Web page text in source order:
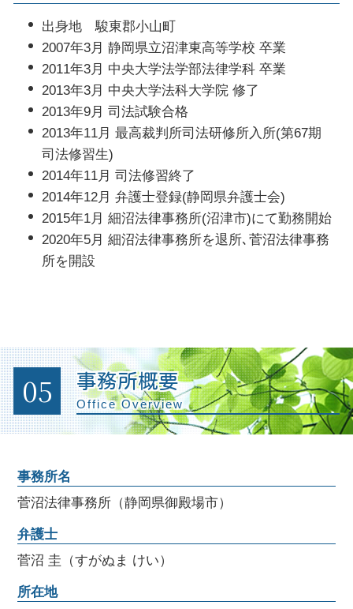
出身地 駿東郡小山町
2007年3月 静岡県立沼津東高等学校 卒業
2011年3月 中央大学法学部法律学科 卒業
2013年3月 中央大学法科大学院 修了
2013年9月 司法試験合格
2013年11月 最高裁判所司法研修所入所(第67期
司法修習生)
2014年11月 司法修習終了
2014年12月 弁護士登録(静岡県弁護士会)
2015年1月 細沼法律事務所(沼津市)にて勤務開始
2020年5月 細沼法律事務所を退所､菅沼法律事務
所を開設
05 事務所概要
Office Overview
事務所名
菅沼法律事務所（静岡県御殿場市）
弁護士
菅沼 圭（すがぬま けい）
所在地